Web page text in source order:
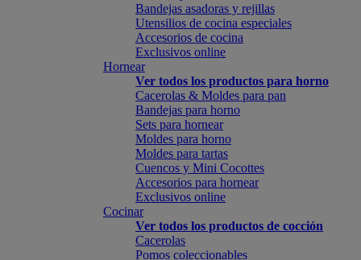
Bandejas asadoras y rejillas
Utensilios de cocina especiales
Accesorios de cocina
Exclusivos online
Hornear
Ver todos los productos para horno
Cacerolas & Moldes para pan
Bandejas para horno
Sets para hornear
Moldes para horno
Moldes para tartas
Cuencos y Mini Cocottes
Accesorios para hornear
Exclusivos online
Cocinar
Ver todos los productos de cocción
Cacerolas
Pomos coleccionables